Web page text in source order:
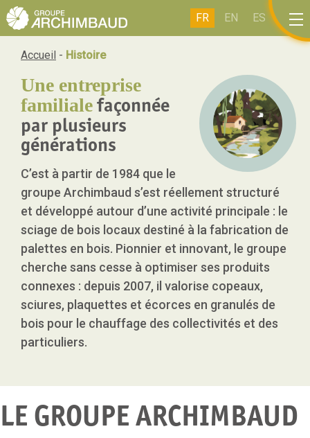
FR EN ES IT
Accueil - Histoire
Une entreprise
familialefaçonnée
par plusieurs
générations
C’est à partir de 1984 que le
groupe Archimbaud s’est réellement structuré
et développé autour d’une activité principale : le
sciage de bois locaux destiné à la fabrication de
palettes en bois. Pionnier et innovant, le groupe
cherche sans cesse à optimiser ses produits
connexes : depuis 2007, il valorise copeaux,
sciures, plaquettes et écorces en granulés de
bois pour le chauffage des collectivités et des
particuliers.
LE GROUPE ARCHIMBAUD
Panneau de gestion des cookies